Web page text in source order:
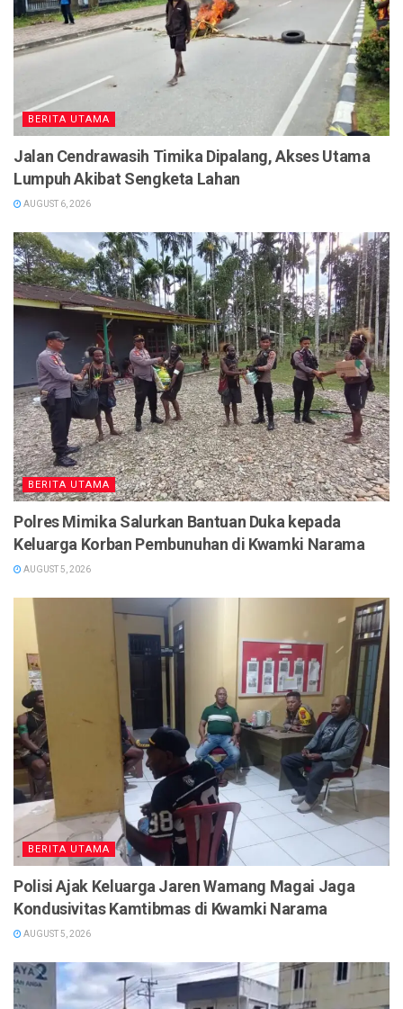
BERITA UTAMA
Jalan Cendrawasih Timika Dipalang, Akses Utama
Lumpuh Akibat Sengketa Lahan
AUGUST 6, 2026
BERITA UTAMA
Polres Mimika Salurkan Bantuan Duka kepada
Keluarga Korban Pembunuhan di Kwamki Narama
AUGUST 5, 2026
BERITA UTAMA
Polisi Ajak Keluarga Jaren Wamang Magai Jaga
Kondusivitas Kamtibmas di Kwamki Narama
AUGUST 5, 2026